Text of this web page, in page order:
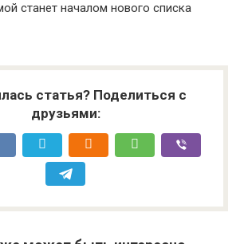
станет началом нового списка
статья? Поделиться с
друзьями: